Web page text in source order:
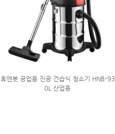
휴앤봇 공업용 진공 건습식 청소기 HNB-93
0L 산업용